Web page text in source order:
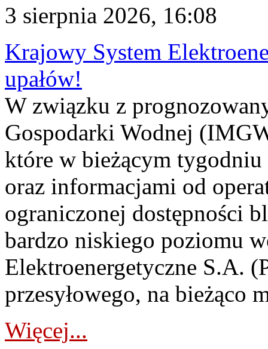
3 sierpnia 2026, 16:08
Krajowy System
upałów!
W związku z
Gospodarki Wodnej
które w bieżącym tygodniu
oraz informacjami od
ograniczonej dostępności
bardzo niskiego poziomu
Elektroenergetyczne S.A.
przesyłowego, na bieżąco
Więcej...